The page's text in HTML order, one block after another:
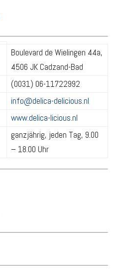
Boulevard de Wielingen 44a,
4506 JK Cadzand-Bad
(0031) 06-11722992
info@delica-delicious.nl
www.delica-licious.nl
ganzjährig, jeden Tag, 9.00
– 18.00 Uhr